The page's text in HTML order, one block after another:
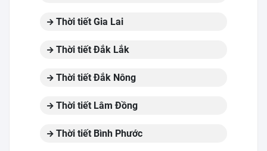
Thời tiết Gia Lai
Thời tiết Đắk Lắk
Thời tiết Đắk Nông
Thời tiết Lâm Đồng
Thời tiết Bình Phước